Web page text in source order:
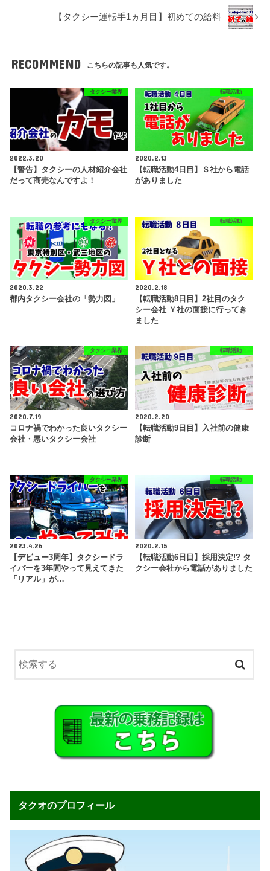
【タクシー運転手1ヵ月目】初めての給料
RECOMMEND こちらの記事も人気です。
タクシー業界
2022.3.20
【警告】タクシーの人材紹介会社
だって商売なんですよ！
転職活動
2020.2.13
【転職活動4日目】Ｓ社から電話
がありました
タクシー業界
2020.3.22
都内タクシー会社の「勢力図」
転職活動
2020.2.18
【転職活動8日目】2社目のタク
シー会社 Ｙ社の面接に行ってき
ました
タクシー業界
2020.7.19
コロナ禍でわかった良いタクシー
会社・悪いタクシー会社
転職活動
2020.2.20
【転職活動9日目】入社前の健康
診断
タクシー業界
2023.4.26
【デビュー3周年】タクシードラ
イバーを3年間やって見えてきた
「リアル」が…
転職活動
2020.2.15
【転職活動6日目】採用決定!? タ
クシー会社から電話がありました
タクオのプロフィール